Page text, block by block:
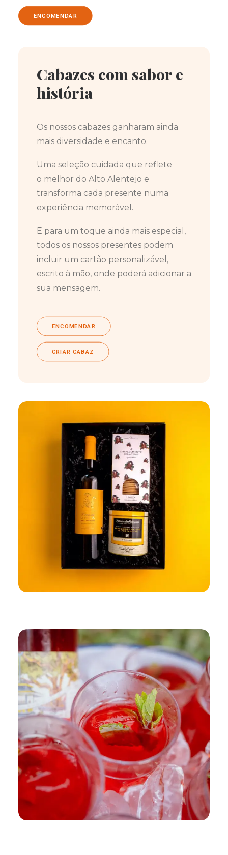
ENCOMENDAR
Cabazes com sabor e
história
Os nossos cabazes ganharam ainda
mais diversidade e encanto.
Uma seleção cuidada que reflete
o melhor do Alto Alentejo e
transforma cada presente numa
experiência memorável.
E para um toque ainda mais especial,
todos os nossos presentes podem
incluir um cartão personalizável,
escrito à mão, onde poderá adicionar a
sua mensagem.
ENCOMENDAR
CRIAR CABAZ